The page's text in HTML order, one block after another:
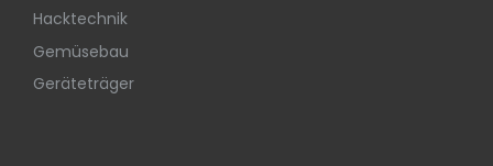
Hacktechnik
Gemüsebau
Geräteträger